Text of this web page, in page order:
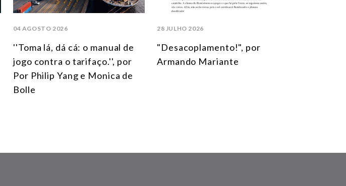
04 AGOSTO 2026
''Toma lá, dá cá: o manual de
jogo contra o tarifaço.'', por
Por Philip Yang e Monica de
Bolle
28 JULHO 2026
"Desacoplamento!", por
Armando Mariante